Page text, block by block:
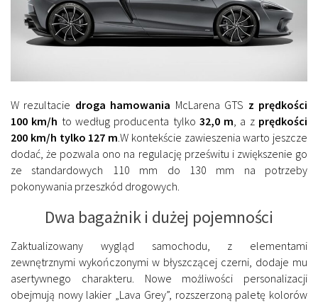
W rezultacie droga hamowania McLarena GTS z prędkości
100 km/h to według producenta tylko 32,0 m, a zprędkości
200 km/h tylko 127 m.W kontekście zawieszenia warto jeszcze
dodać, że pozwala ono na regulację prześwitu i zwiększenie go
ze standardowych 110 mm do 130 mm na potrzeby
pokonywania przeszkód drogowych.
Dwa bagażnik i dużej pojemności
Zaktualizowany wygląd samochodu, z elementami
zewnętrznymi wykończonymi w błyszczącej czerni, dodaje mu
asertywnego charakteru. Nowe możliwości personalizacji
obejmują nowy lakier „Lava Grey”, rozszerzoną paletę kolorów